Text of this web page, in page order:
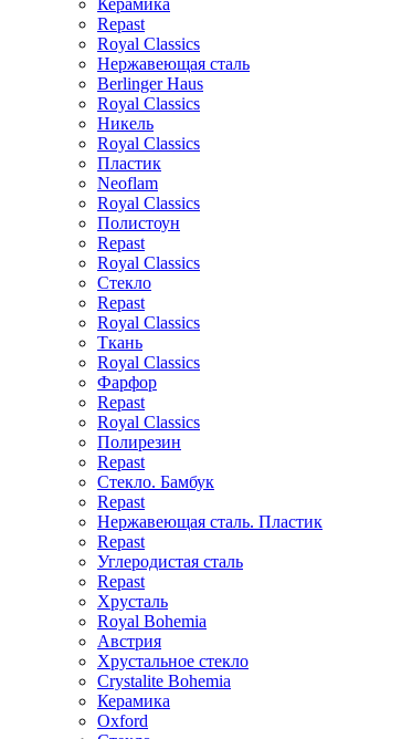
Керамика
Repast
Royal Classics
Нержавеющая сталь
Berlinger Haus
Royal Classics
Никель
Royal Classics
Пластик
Neoflam
Royal Classics
Полистоун
Repast
Royal Classics
Стекло
Repast
Royal Classics
Ткань
Royal Classics
Фарфор
Repast
Royal Classics
Полирезин
Repast
Стекло. Бамбук
Repast
Нержавеющая сталь. Пластик
Repast
Углеродистая сталь
Repast
Хрусталь
Royal Bohemia
Австрия
Хрустальное стекло
Crystalite Bohemia
Керамика
Oxford